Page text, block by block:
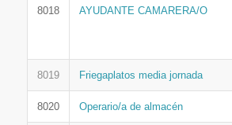
8018 AYUDANTE CAMARERA/O
8019 Friegaplatos media jornada
8020 Operario/a de almacén